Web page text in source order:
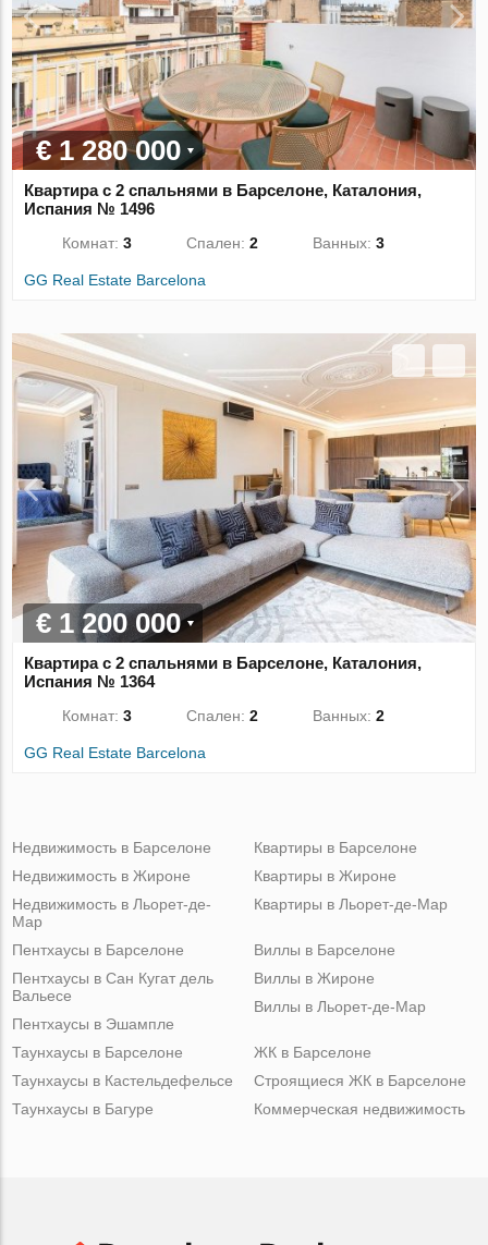
€ 1 280 000
Квартира с 2 спальнями в Барселоне, Каталония,
Испания № 1496
Комнат:3 Спален:2 Ванных:3
GG Real Estate Barcelona
€ 1 200 000
Квартира с 2 спальнями в Барселоне, Каталония,
Испания № 1364
Комнат:3 Спален:2 Ванных:2
GG Real Estate Barcelona
Недвижимость в Барселоне
Недвижимость в Жироне
Недвижимость в Льорет-де-
Мар
Квартиры в Барселоне
Квартиры в Жироне
Квартиры в Льорет-де-Мар
Пентхаусы в Барселоне
Пентхаусы в Сан Кугат дель
Вальесе
Пентхаусы в Эшампле
Виллы в Барселоне
Виллы в Жироне
Виллы в Льорет-де-Мар
Таунхаусы в Барселоне
Таунхаусы в Кастельдефельсе
Таунхаусы в Багуре
ЖК в Барселоне
Строящиеся ЖК в Барселоне
Коммерческая недвижимость